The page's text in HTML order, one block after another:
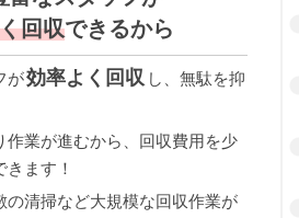
回収できるから
が効率よく回収 し、無駄を抑
作業が進むから、回収費用を少
ます！
の清掃など大規模な回収作業が